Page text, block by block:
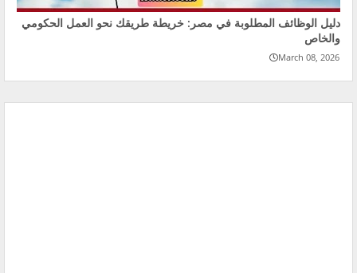
دليل الوظائف المطلوبة في مصر: خريطة طريقك نحو العمل الحكومي
والخاص
March 08, 2026